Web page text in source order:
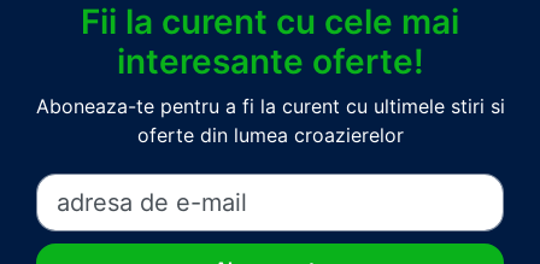
Fii la curent cu cele mai
interesante oferte!
Aboneaza-te pentru a fi la curent cu ultimele stiri si
oferte din lumea croazierelor